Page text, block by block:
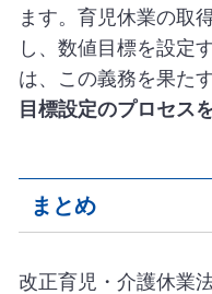
ます。育児休業の取
し、数値目標を設定
は、この義務を果た
目標設定のプロセス
まとめ
改正育児・介護休業